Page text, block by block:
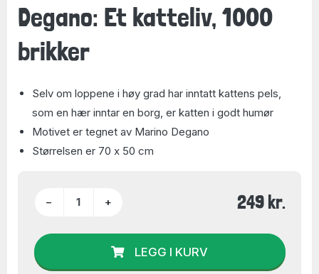
Degano: Et katteliv, 1000
brikker
Selv om loppene i høy grad har inntatt kattens pels,
som en hær inntar en borg, er katten i godt humør
Motivet er tegnet av Marino Degano
Størrelsen er 70 x 50 cm
− + 249 kr.
LEGG I KURV